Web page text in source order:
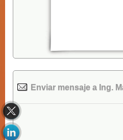
Enviar mensaje a Ing.